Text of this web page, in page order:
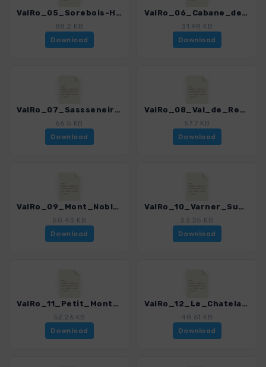
ValRo_05_Sorebois-HW.gpx
88.2 KB
Download
ValRo_06_Cabane_de_Moiry.gpx
31.98 KB
Download
ValRo_07_Sassseneire.gpx
66.5 KB
Download
ValRo_08_Val_de_Rechy.gpx
57.7 KB
Download
ValRo_09_Mont_Noble.gpx
50.43 KB
Download
ValRo_10_Varner_Suone.gpx
23.25 KB
Download
ValRo_11_Petit_Mont_Bonvin.gpx
52.26 KB
Download
ValRo_12_Le_Chatelard-Bissse_de_Lens.gpx
48.61 KB
Download